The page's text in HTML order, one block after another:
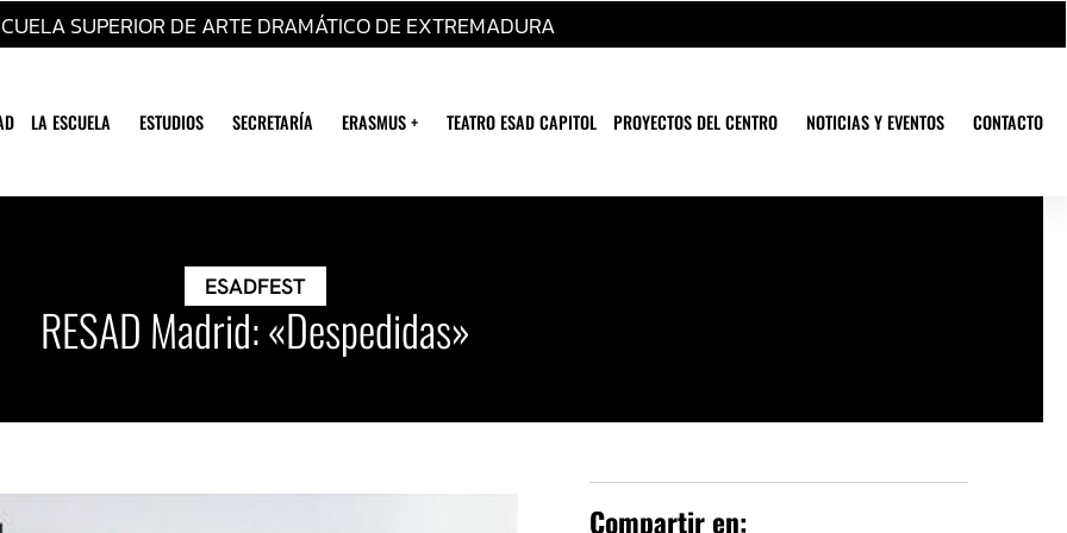
SUPERIOR DE ARTE DRAMÁTICO DE EXTREMADURA
LA ESCUELA ESTUDIOS SECRETARÍA ERASMUS + TEATRO ESAD CAPITOL PROYECTOS DEL CENTRO NOTICIAS Y EVENTOS CONTACTO
ESADFEST
RESAD Madrid: «Despedidas»
Compartir en: